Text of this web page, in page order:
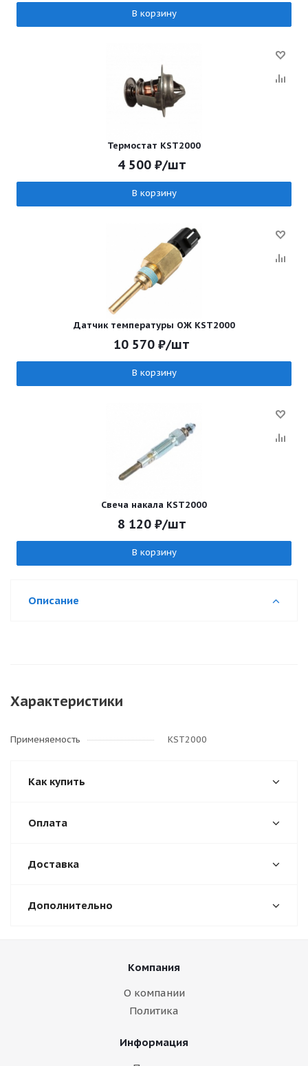
В корзину
Термостат KST2000
4 500₽/шт
В корзину
Датчик температуры ОЖ KST2000
10 570 ₽/шт
В корзину
Свеча накала KST2000
8 120₽/шт
В корзину
Описание
Характеристики
Применяемость KST2000
Как купить
Оплата
Доставка
Дополнительно
Компания
О компании
Политика
Информация